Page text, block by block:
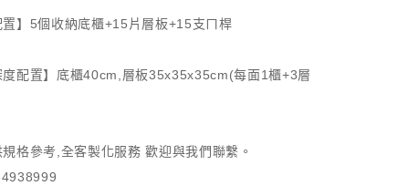
置】5個收納底櫃+15片層板+15支ㄇ桿
度配置】底櫃40cm,層板35x35x35cm(每面1櫃+3層
格參考,全客製化服務 歡迎與我們聯繫。